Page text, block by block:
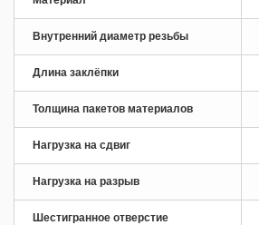
Заклепочник аккумуляторный
SKytools SK50R
Внутренний диаметр резьбы
Длина заклёпки
Толщина пакетов материалов
Нагрузка на сдвиг
Нагрузка на разрыв
Шестигранное отверстие